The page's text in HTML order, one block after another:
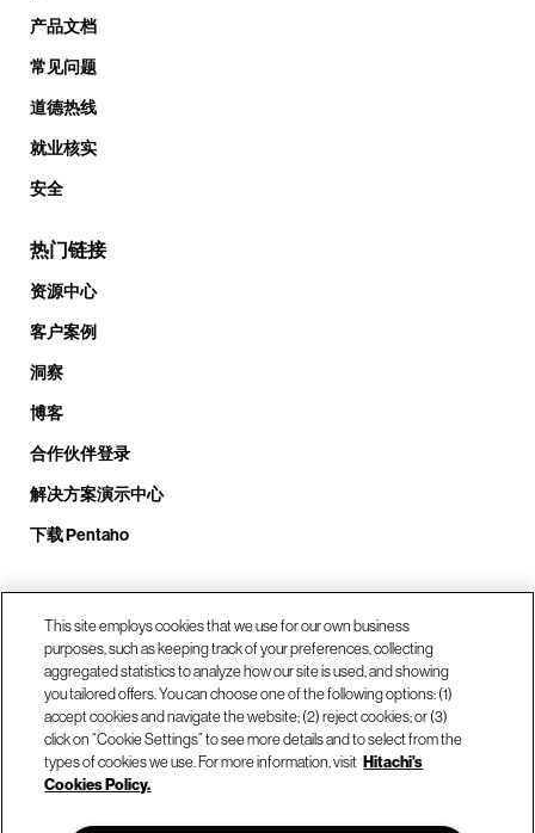
产品文档
常见问题
道德热线
就业核实
安全
热门链接
资源中心
客户案例
洞察
博客
合作伙伴登录
解决方案演示中心
下载 Pentaho
致电我们： +1.408.324.0920
我们的位置
This site employs cookies that we use for our own business
purposes, such as keeping track of your preferences, collecting
aggregated statistics to analyze how our site is used, and showing
you tailored offers. You can choose one of the following options: (1)
accept cookies and navigate the website; (2) reject cookies; or (3)
click on “Cookie Settings” to see more details and to select from the
types of cookies we use. For more information, visit Hitachi's
Cookies Policy.